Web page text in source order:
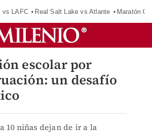
vs LAFC Real Salt Lake vs Atlante Maratón
escolar por
un desafío
10 niñas dejan de ir a la